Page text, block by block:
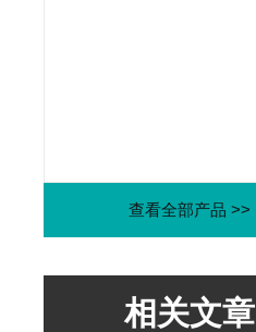
查看全部产品 >>
相关文章